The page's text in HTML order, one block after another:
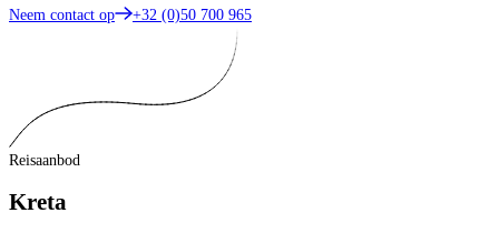
Neem contact op +32 (0)50 700 965
Reisaanbod
Kreta